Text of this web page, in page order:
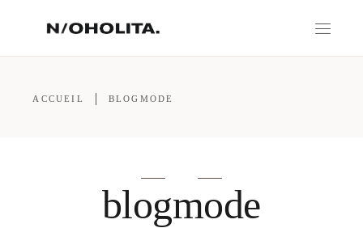
ACCUEIL BLOGMODE
blogmode